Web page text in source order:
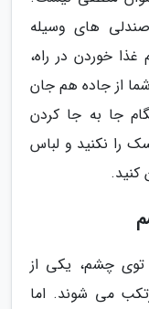
های وسیله
خوردن در راه،
از جاده هم جان
جا به جا کردن
را نکنید و لباس
کنید.
توی چشم، یکی از
می شوند. اما